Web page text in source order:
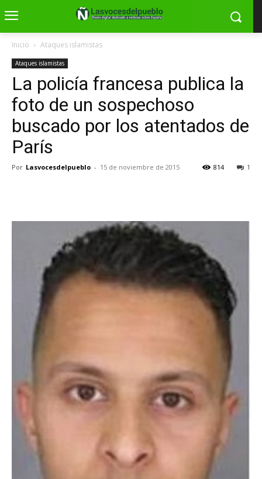
Inicio Ataques islamistas
Ataques islamistas
La policía francesa publica la
foto de un sospechoso
buscado por los atentados de
París
Por Lasvocesdelpueblo - 15 de noviembre de 2015 1
814